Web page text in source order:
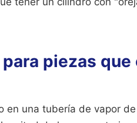
piezas que
en una tubería de vapor de